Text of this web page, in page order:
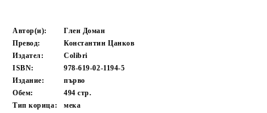
Автор(и):
Глен Доман
Превод:
Константин Цанков
Издател:
Colibri
ISBN:
978-619-02-1194-5
Издание:
първо
Обем:
494стр.
Тип корица:
мека